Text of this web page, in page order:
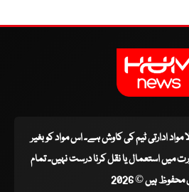
مواد ادارتی ٹیم کی کاوش ہے۔ اس مواد کو بغیر
استعمال یا نقل کرنا درست نہیں۔ تمام
ہیں © 2026